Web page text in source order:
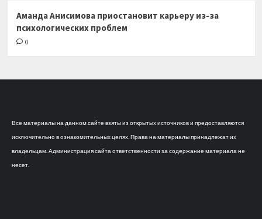
Аманда Анисимова приостановит карьеру из-за
психологических проблем
0
Все материалы на данном сайте взяты из открытых источников и предоставляются
исключительно в ознакомительных целях. Права на материалы принадлежат их
владельцам. Администрация сайта ответственности за содержание материала не
несет.